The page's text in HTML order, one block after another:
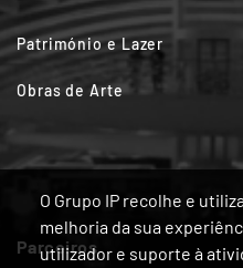
O Grupo IP recolhe e
melhoria da sua
utilizador e suporte à
Património e Lazer
Obras de Arte
Parceiros